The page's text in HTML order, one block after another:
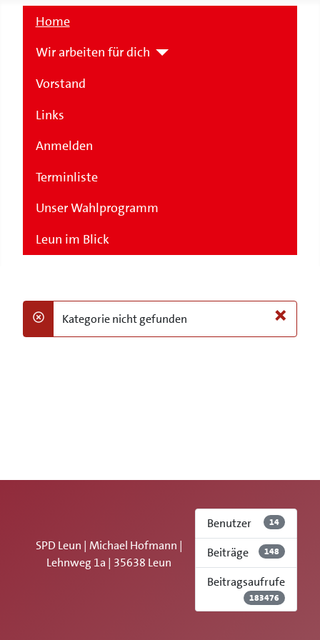
Home
Wir arbeiten für dich
Vorstand
Links
Anmelden
Terminliste
Unser Wahlprogramm
Leun im Blick
×
dangerKategorie nicht gefunden
SPD Leun | Michael Hofmann |
Lehnweg 1a | 35638 Leun
Benutzer 14
Beiträge 148
Beitragsaufrufe
183476